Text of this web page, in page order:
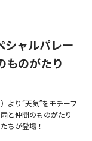
シャルパレー
ものがたり
より“天気”をモチーフ
と仲間のものがたり
ちが登場！